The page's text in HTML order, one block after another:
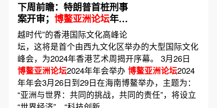
下周前瞻：特朗普首桩刑事
案开审； 博鳌亚洲论坛年会
举办
越时代”的香港国际文化高峰论
坛，这将是首个由西九文化区举办的大型国际文化
峰会，为2024年香港艺术周揭开序幕。 3月26日
博鳌亚洲论坛2024年年会举办 博鳌亚洲论坛2024
年年会3月26日到29日在海南博鳌举办，主题为：
“亚洲与世界：共同的挑战，共同的责任”，将设立